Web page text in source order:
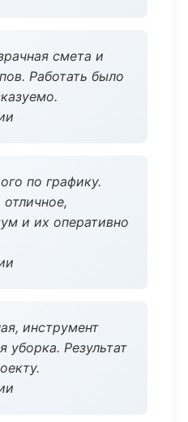
смета и
Работать было
по графику.
и их оперативно
инструмент
уборка. Результат